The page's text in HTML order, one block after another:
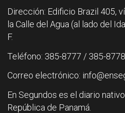
Dirección: Edificio Brazil 405,
la Calle del Agua (al lado del
F.
Teléfono: 385-8777 / 385-8778
Correo electrónico:
En Segundos es el diario
República de Panamá.